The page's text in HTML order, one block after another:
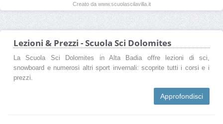
Creato da www.scuolascilavilla.it
Lezioni & Prezzi - Scuola Sci Dolomites
La Scuola Sci Dolomites in Alta Badia offre lezioni di sci,
snowboard e numerosi altri sport invernali: scoprite tutti i corsi e i
prezzi.
Approfondisci